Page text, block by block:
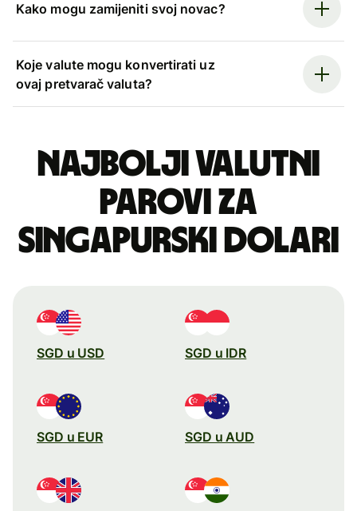
Kako mogu zamijeniti svoj novac?
Koje valute mogu konvertirati uz
ovaj pretvarač valuta?
Najbolji valutni
parovi za
singapurski dolari
SGD u USD SGD u IDR
SGD u EUR SGD u AUD